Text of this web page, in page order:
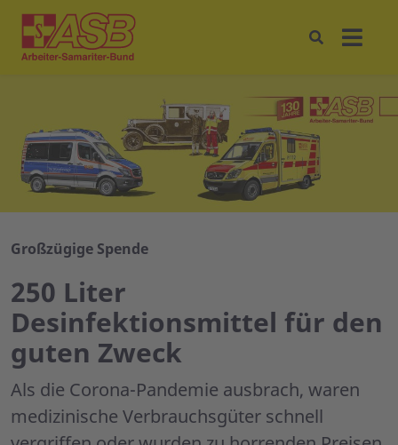
Großzügige Spende
250 Liter
Desinfektionsmittel für den
guten Zweck
Als die Corona-Pandemie ausbrach, waren
medizinische Verbrauchsgüter schnell